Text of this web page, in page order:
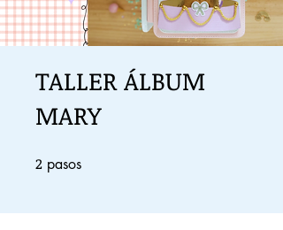
TALLER ÁLBUM
MARY
2 pasos